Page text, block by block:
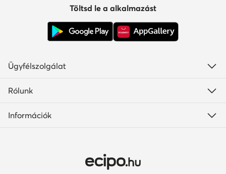
Töltsd le a alkalmazást
Ügyfélszolgálat
Rólunk
Információk